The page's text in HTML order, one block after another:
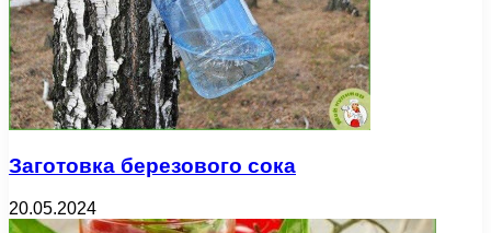
Заготовка березового сока
20.05.2024